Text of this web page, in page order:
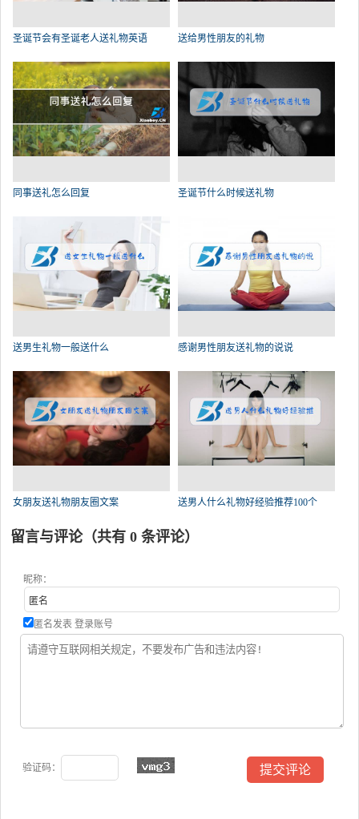
圣诞节会有圣诞老人送礼物英语 送给男性朋友的礼物
同事送礼怎么回复 圣诞节什么时候送礼物
送男生礼物一般送什么 感谢男性朋友送礼物的说说
女朋友送礼物朋友圈文案 送男人什么礼物好经验推荐100个
留言与评论（共有 0 条评论）
昵称：
匿名发表 登录账号
验证码：